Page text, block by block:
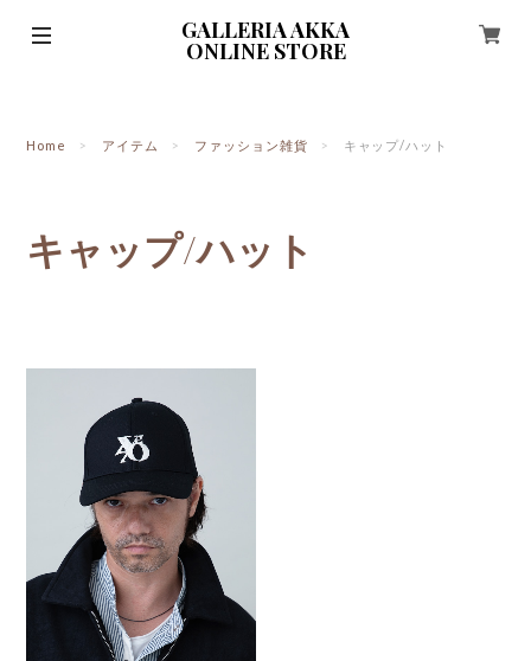
GALLERIA AKKA
ONLINE STORE
Home アイテム ファッション雑貨 キャップ/ハット
キャップ/ハット